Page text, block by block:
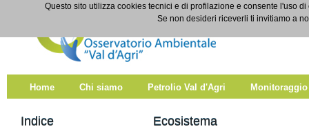
Salta al contenuto
Ecosistema
Home Chi siamo Petrolio Val d'Agri Monitoraggio
Indice Ecosistema
Questo sito utilizza cookies tecnici e di profilazione e consente l'uso
Se non desideri riceverli ti invitiamo a